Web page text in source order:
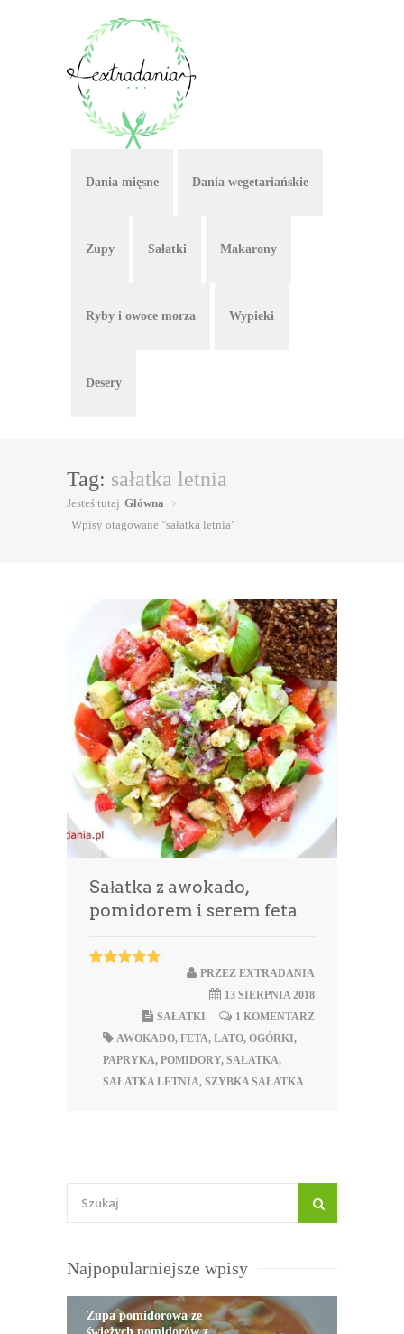
Dania mięsne Dania wegetariańskie
Zupy Sałatki Makarony
Ryby i owoce morza Wypieki
Desery
Tag: sałatka letnia
Jesteś tutaj Główna
Wpisy otagowane "sałatka letnia"
Sałatka z awokado,
pomidorem i serem feta
PRZEZ EXTRADANIA
13 SIERPNIA 2018
1 KOMENTARZ
SAŁATKI
AWOKADO, FETA, LATO, OGÓRKI,
PAPRYKA, POMIDORY, SAŁATKA,
SAŁATKA LETNIA, SZYBKA SAŁATKA
Najpopularniejsze wpisy
Zupa pomidorowa ze